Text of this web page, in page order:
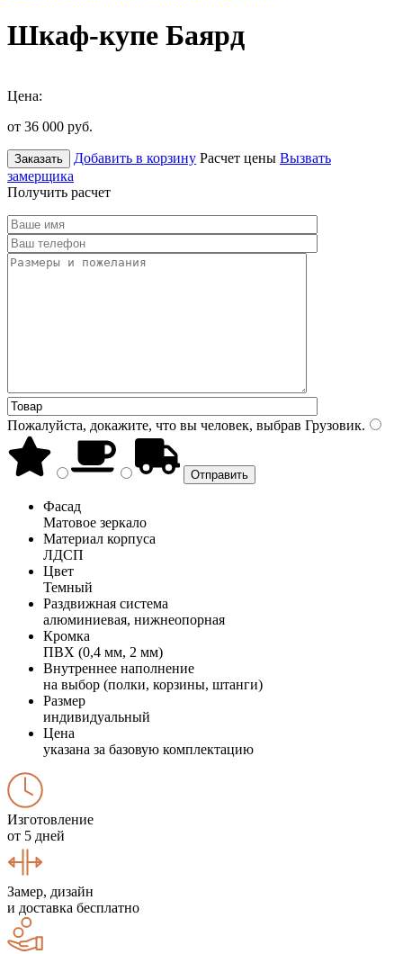
Шкаф-купе Баярд
Цена:
от 36 000 руб.
Заказать Добавить в корзину Расчет цены Вызвать
замерщика
Получить расчет
Пожалуйста, докажите, что вы человек, выбрав Грузовик.
Фасад
Матовое зеркало
Материал корпуса
ЛДСП
Цвет
Темный
Раздвижная система
алюминиевая, нижнеопорная
Кромка
ПВХ (0,4 мм, 2 мм)
Внутреннее наполнение
на выбор (полки, корзины, штанги)
Размер
индивидуальный
Цена
указана за базовую комплектацию
Изготовление
от 5 дней
Замер, дизайн
и доставка бесплатно